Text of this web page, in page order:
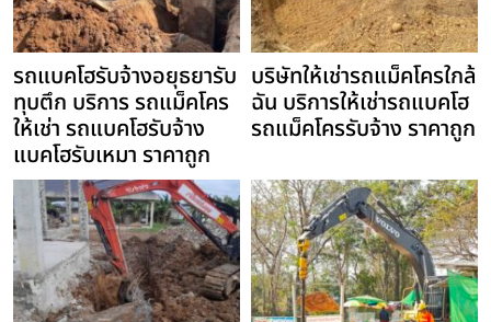
รถแบคโฮรับจ้างอยุธยารับ
ทุบตึก บริการ รถแม็คโคร
ให้เช่า รถแบคโฮรับจ้าง
แบคโฮรับเหมา ราคาถูก
บริษัทให้เช่ารถแม็คโครใกล้
ฉัน บริการให้เช่ารถแบคโฮ
รถแม็คโครรับจ้าง ราคาถูก